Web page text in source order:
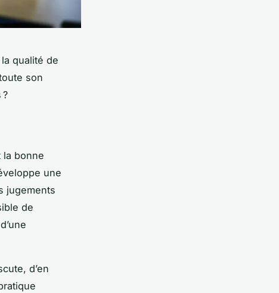
qualité de
son
la bonne
une
jugements
de
d’en